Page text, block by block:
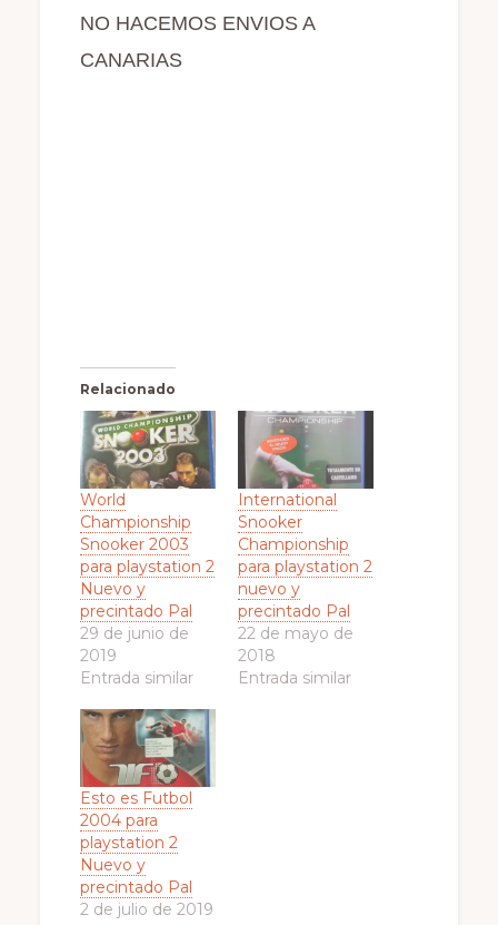
NO HACEMOS ENVIOS A
CANARIAS
Relacionado
World
Championship
Snooker 2003
para playstation 2
Nuevo y
precintado Pal
29 de junio de
2019
Entrada similar
International
Snooker
Championship
para playstation 2
nuevo y
precintado Pal
22 de mayo de
2018
Entrada similar
Esto es Futbol
2004 para
playstation 2
Nuevo y
precintado Pal
2 de julio de 2019